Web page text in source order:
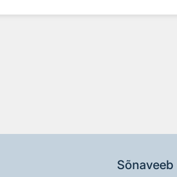
Sõnaveeb